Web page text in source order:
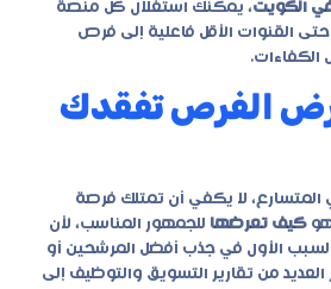
الكويت، يمكنك استغلال كل منصة
القنوات الأقل فاعلية إلى فرص
الكفاءات.
الفرص تفقدك
لا يكفي أن تمتلك فرصة
كيف تعرضها للجمهور المناسب، لأن
الأول في جذب أفضل المرشحين أو
من تقارير التسويق والتوظيف إلى